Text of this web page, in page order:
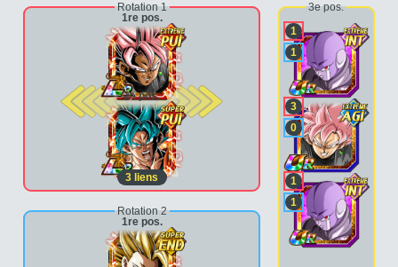
Rotation 1
1re pos.
2e pos.
3 liens
Rotation 2
1re pos.
3e pos.
1
1
3
0
1
1